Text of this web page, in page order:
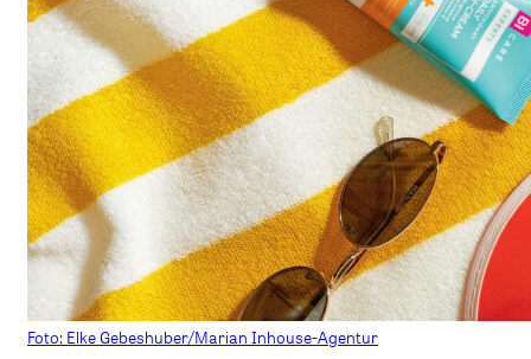
Foto: Elke Gebeshuber/Marian Inhouse-Agentur